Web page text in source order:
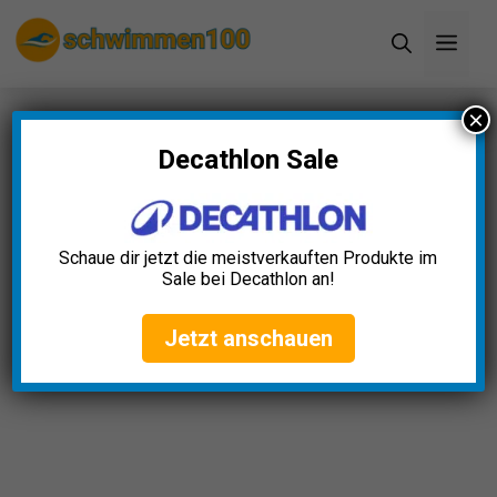
Zum
Inhalt
Startseite»Blog»Seite 8
Decathlon Sale
Schaue dir jetzt die meistverkauften Produkte im
Sale bei Decathlon an!
Jetzt anschauen
×